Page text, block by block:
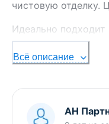
чистовую отделку.
Идеально подходит
На участке
качели,
маршрутки.
ООО «Партнер для
Всё описание
АН